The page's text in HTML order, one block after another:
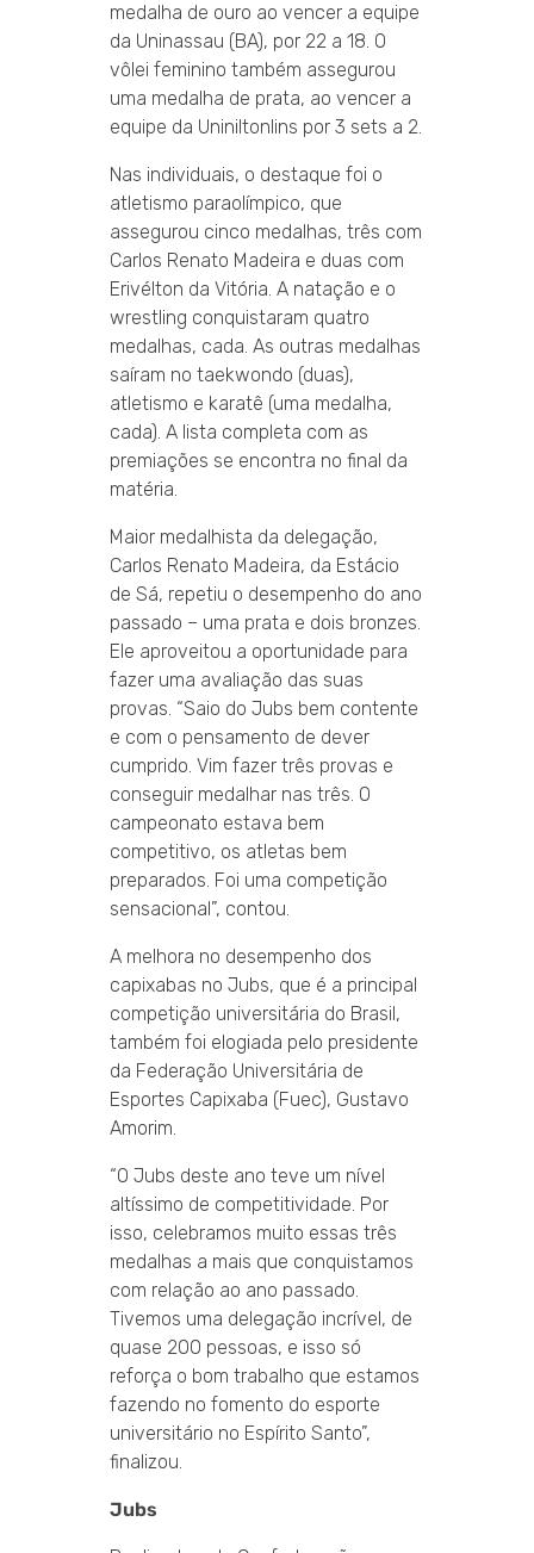
medalha de ouro ao vencer a equipe
da Uninassau (BA), por 22 a 18. O
vôlei feminino também assegurou
uma medalha de prata, ao vencer a
equipe da Uniniltonlins por 3 sets a 2.
Nas individuais, o destaque foi o
atletismo paraolímpico, que
assegurou cinco medalhas, três com
Carlos Renato Madeira e duas com
Erivélton da Vitória. A natação e o
wrestling conquistaram quatro
medalhas, cada. As outras medalhas
saíram no taekwondo (duas),
atletismo e karatê (uma medalha,
cada). A lista completa com as
premiações se encontra no final da
matéria.
Maior medalhista da delegação,
Carlos Renato Madeira, da Estácio
de Sá, repetiu o desempenho do ano
passado – uma prata e dois bronzes.
Ele aproveitou a oportunidade para
fazer uma avaliação das suas
provas. “Saio do Jubs bem contente
e com o pensamento de dever
cumprido. Vim fazer três provas e
conseguir medalhar nas três. O
campeonato estava bem
competitivo, os atletas bem
preparados. Foi uma competição
sensacional”, contou.
A melhora no desempenho dos
capixabas no Jubs, que é a principal
competição universitária do Brasil,
também foi elogiada pelo presidente
da Federação Universitária de
Esportes Capixaba (Fuec), Gustavo
Amorim.
“O Jubs deste ano teve um nível
altíssimo de competitividade. Por
isso, celebramos muito essas três
medalhas a mais que conquistamos
com relação ao ano passado.
Tivemos uma delegação incrível, de
quase 200 pessoas, e isso só
reforça o bom trabalho que estamos
fazendo no fomento do esporte
universitário no Espírito Santo”,
finalizou.
Jubs